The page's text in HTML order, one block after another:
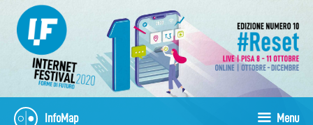
contenuto
InfoMap Menu